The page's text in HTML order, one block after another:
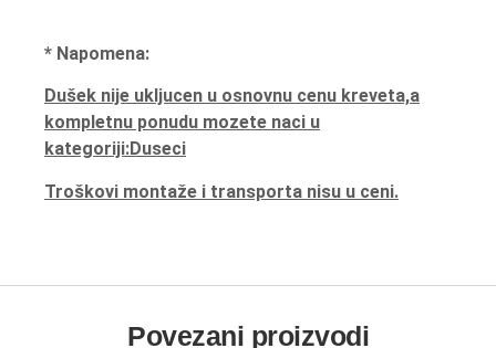
* Napomena:
Dušek nije ukljucen u osnovnu cenu kreveta,a
kompletnu ponudu mozete naci u
kategoriji:Duseci
Troškovi montaže i transporta nisu u ceni.
Povezani proizvodi